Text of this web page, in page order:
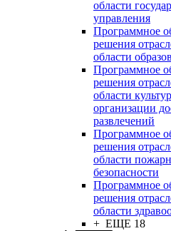
области
управления
Программное
решения
области
Программное
решения
области
организации
развлечений
Программное
решения
области
безопасности
Программное
решения
области
+ ЕЩЕ 18